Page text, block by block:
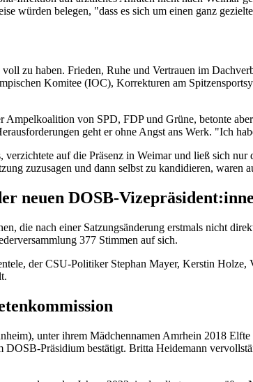
würden belegen, "dass es sich um einen ganz
zu haben. Frieden, Ruhe und Vertrauen im
Komitee (IOC), Korrekturen am
Ampelkoalition von SPD, FDP und Grüne, betonte
geht er ohne Angst ans Werk. "Ich
auf die Präsenz in Weimar und ließ sich
zuzusagen und dann selbst zu kandidieren, waren
neuen DOSB-
die nach einer Satzungsänderung erstmals nicht
377 Stimmen auf sich.
der CSU-Politiker Stephan Mayer, Kerstin
unter ihrem Mädchennamen Amrhein 2018
DOSB-Präsidium bestätigt. Britta Heidemann